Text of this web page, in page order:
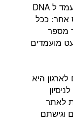
החיבור בין המועמד ל DNA
אחר: ככל
מספר
מועמדים
היא
לאתר
וגישתם